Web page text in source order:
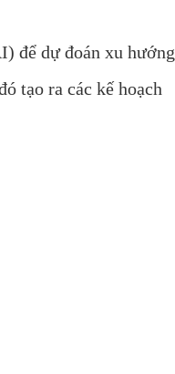
để dự đoán xu hướng
tạo ra các kế hoạch